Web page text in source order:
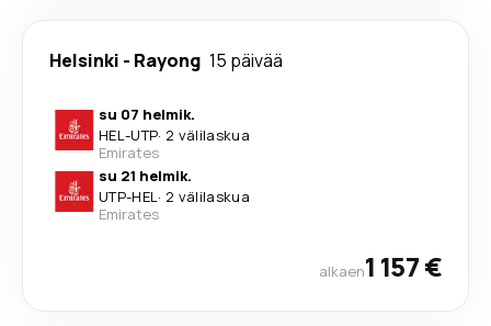
Helsinki - Rayong 15 päivää
su 07 helmik.
HEL-UTP· 2 välilaskua
Emirates
su 21 helmik.
UTP-HEL· 2 välilaskua
Emirates
alkaen1 157 €